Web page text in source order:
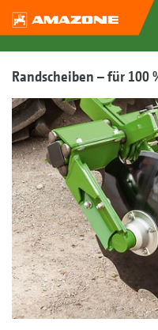
Randscheiben – für 100